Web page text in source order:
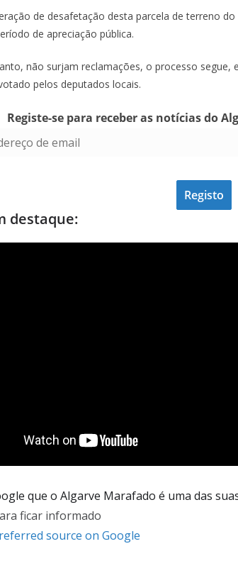
de desafetação desta parcela de terreno
de apreciação pública.
não surjam reclamações, o processo segue,
pelos deputados locais.
Registe-se para receber as notícias do
destaque:
que o Algarve Marafado é uma das
ficar informado